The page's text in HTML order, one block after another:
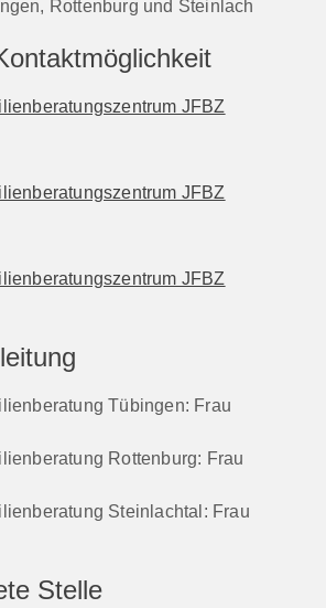
Rottenburg und Steinlach
JFBZ
JFBZ
JFBZ
Tübingen: Frau
Rottenburg: Frau
Steinlachtal: Frau
Stelle